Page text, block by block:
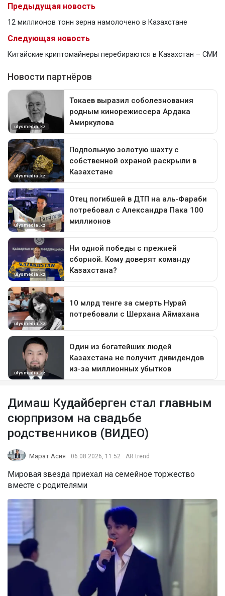
Предыдущая новость
12 миллионов тонн зерна намолочено в Казахстане
Следующая новость
Китайские криптомайнеры перебираются в Казахстан – СМИ
Димаш Кудайберген стал главным
сюрпризом на свадьбе
родственников (ВИДЕО)
Марат Асия 06.08.2026, 11:52 AR trend
Мировая звезда приехал на семейное торжество
вместе с родителями